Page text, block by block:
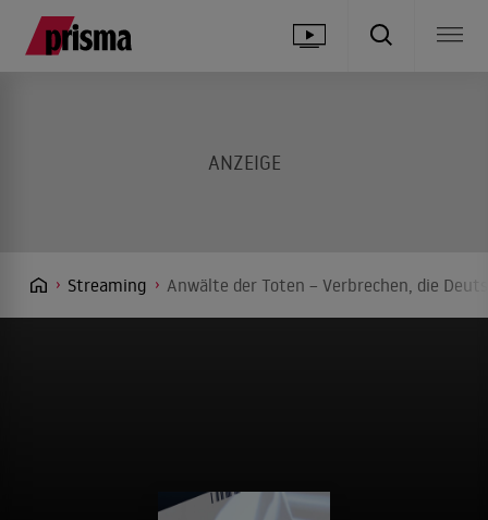
Streaming Anwälte der Toten – Verbrechen, die